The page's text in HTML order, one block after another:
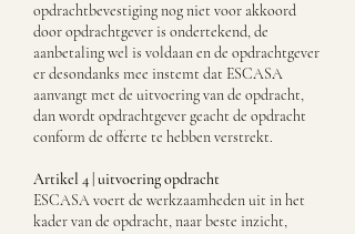
opdrachtbevestiging nog niet voor akkoord
door opdrachtgever is ondertekend, de
aanbetaling wel is voldaan en de opdrachtgever
er desondanks mee instemt dat ESCASA
aanvangt met de uitvoering van de opdracht,
dan wordt opdrachtgever geacht de opdracht
conform de offerte te hebben verstrekt.
Artikel 4 | uitvoering opdracht
ESCASA voert de werkzaamheden uit in het
kader van de opdracht, naar beste inzicht,